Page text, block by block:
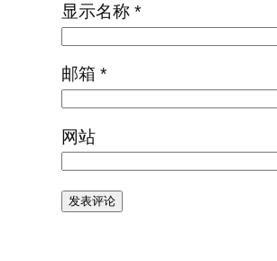
显示名称 *
邮箱 *
网站